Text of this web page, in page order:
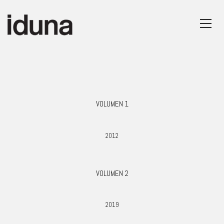
VOLUMEN 1
2012
VOLUMEN 2
2019